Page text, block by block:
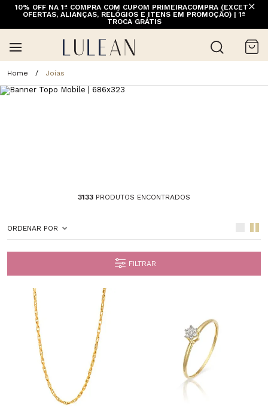
10% OFF NA 1ª COMPRA COM CUPOM PRIMEIRACOMPRA (EXCETO
OFERTAS, ALIANÇAS, RELÓGIOS E ITENS EM PROMOÇÃO) | 1ª
TROCA GRÁTIS
Joias
3133 PRODUTOS ENCONTRADOS
ORDENAR POR
FILTRAR